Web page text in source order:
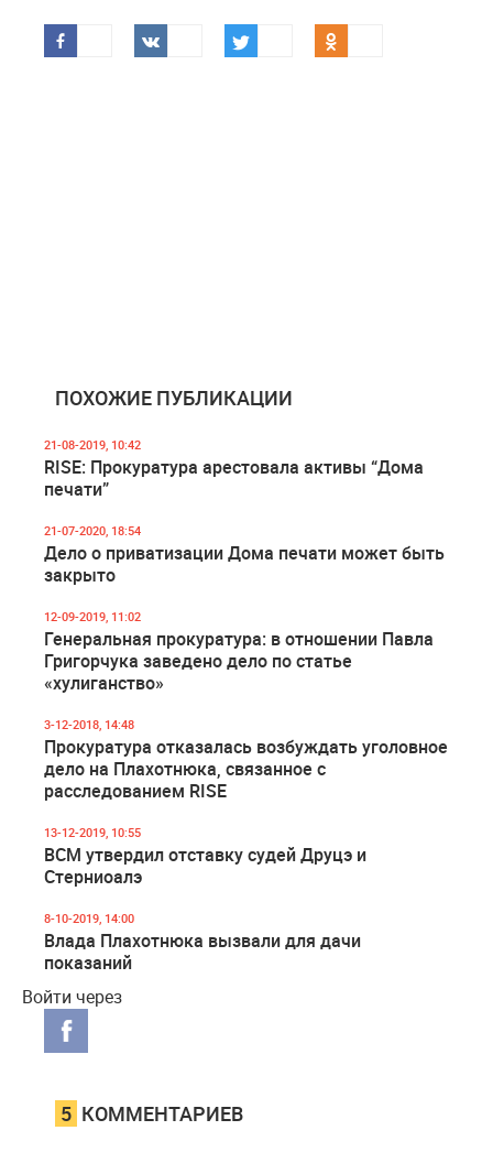
ПОХОЖИЕ ПУБЛИКАЦИИ
21-08-2019, 10:42
RISE: Прокуратура арестовала активы “Дома
печати”
21-07-2020, 18:54
Дело о приватизации Дома печати может быть
закрыто
12-09-2019, 11:02
Генеральная прокуратура: в отношении Павла
Григорчука заведено дело по статье
«хулиганство»
3-12-2018, 14:48
Прокуратура отказалась возбуждать уголовное
дело на Плахотнюка, связанное с
расследованием RISE
13-12-2019, 10:55
ВСМ утвердил отставку судей Друцэ и
Стерниоалэ
8-10-2019, 14:00
Влада Плахотнюка вызвали для дачи
показаний
Войти через
5 КОММЕНТАРИЕВ